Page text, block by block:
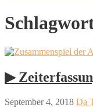
▶︎
September 4, 2018 Da